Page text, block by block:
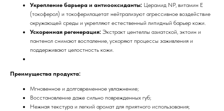
Укрепление барьера и антиооксиданты: Церамид NP, витамин Е
(токоферол) и токоферилацетат нейтрализуют агрессивное воздействие
окружающей среды и укрепляют естественный липидный барьер кожи.
Ускоренная регенерация: Экстракт центеллы азиатской, эктоин и
пантенол снимают воспаление, ускоряют процессы заживления и
поддерживают целостность кожи.
Преимущества продукта:
Мгновенное и долговременное увлажнение;
Восстановление даже сильно поврежденных губ;
Нежная текстура и легкий аромат для приятного использования;